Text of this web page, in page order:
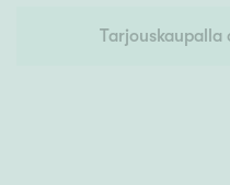
Tarjouskaupalla